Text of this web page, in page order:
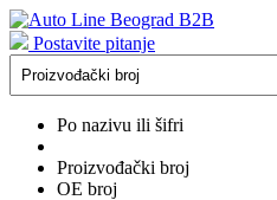
Postavite pitanje
Po nazivu ili šifri
Proizvođački broj
OE broj